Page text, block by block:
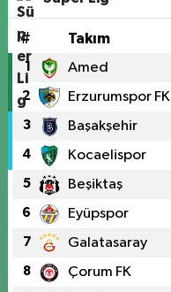
# Takım
1 Amed
2 Erzurumspor FK
3 Başakşehir
4 Kocaelispor
5 Beşiktaş
6 Eyüpspor
7 Galatasaray
8 Çorum FK